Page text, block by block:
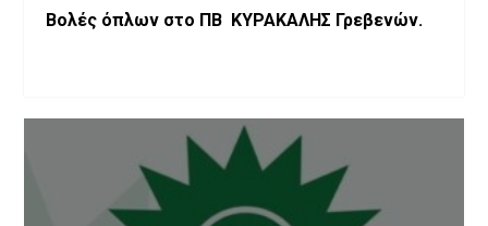
Βολές όπλων στο ΠΒ ΚΥΡΑΚΑΛΗΣ Γρεβενών.